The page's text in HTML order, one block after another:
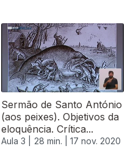
Sermão de Santo António
(aos peixes). Objetivos da
eloquência. Crítica...
Aula 3 | 28 min. | 17 nov. 2020